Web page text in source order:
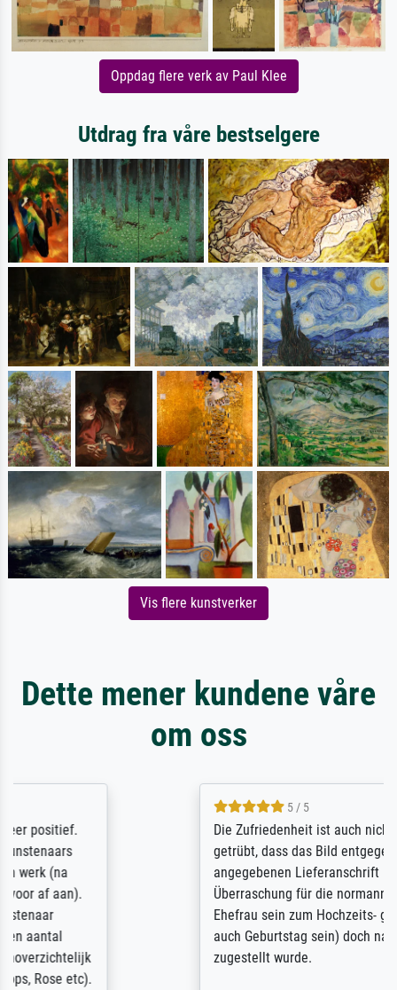
Oppdag flere verk av Paul Klee
Utdrag fra våre bestselgere
Vis flere kunstverker
Dette mener kundene våre
om oss
Die Zufriedenheit ist auch nicht dadurch
getrübt, dass das Bild entgegen einer
angegebenen Lieferanschrift (sollte eine
Überraschung für die normannische
Ehefrau sein zum Hochzeits- gleichzeitig
auch Geburtstag sein) doch nach zu Hause
zugestellt wurde.